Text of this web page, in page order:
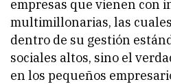
empresas que vienen con
multimillonarias, las
dentro de su gestión
sociales altos, sino el
en los pequeños